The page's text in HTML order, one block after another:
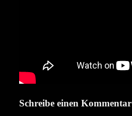
Schreibe einen Kommentar